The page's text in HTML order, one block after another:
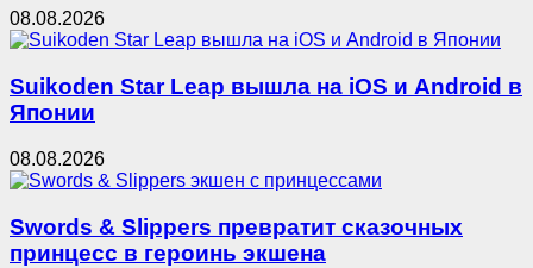
08.08.2026
Suikoden Star Leap вышла на iOS и Android в
Японии
08.08.2026
Swords & Slippers превратит сказочных
принцесс в героинь экшена